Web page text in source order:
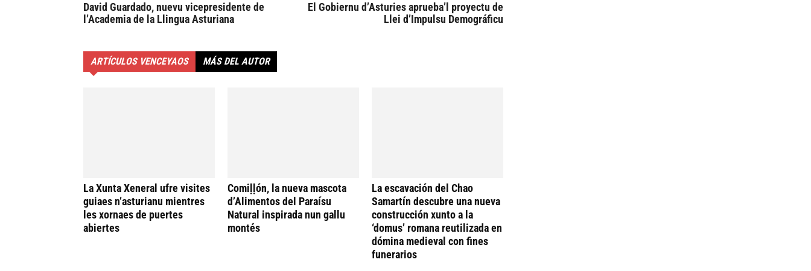
David Guardado, nuevu vicepresidente de
l’Academia de la Llingua Asturiana
El Gobiernu d’Asturies aprueba’l proyectu de
Llei d’Impulsu Demográficu
ARTÍCULOS VENCEYAOS MÁS DEL AUTOR
La Xunta Xeneral ufre visites
guiaes n’asturianu mientres
les xornaes de puertes
abiertes
Comiḷḷón, la nueva mascota
d’Alimentos del Paraísu
Natural inspirada nun gallu
montés
La escavación del Chao
Samartín descubre una nueva
construcción xunto a la
‘domus’ romana reutilizada en
dómina medieval con fines
funerarios